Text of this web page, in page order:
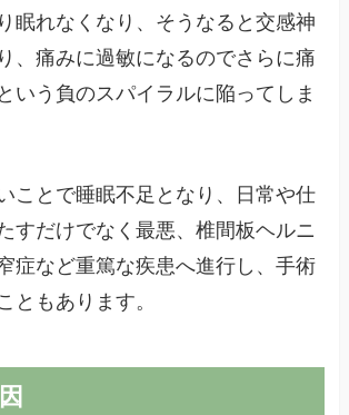
眠れなくなり、そうなると交感神
、痛みに過敏になるのでさらに痛
いう負のスパイラルに陥ってしま
ことで睡眠不足となり、日常や仕
すだけでなく最悪、椎間板ヘルニ
症など重篤な疾患へ進行し、手術
ともあります。